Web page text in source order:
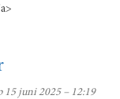
15 juni 2025 – 12:19